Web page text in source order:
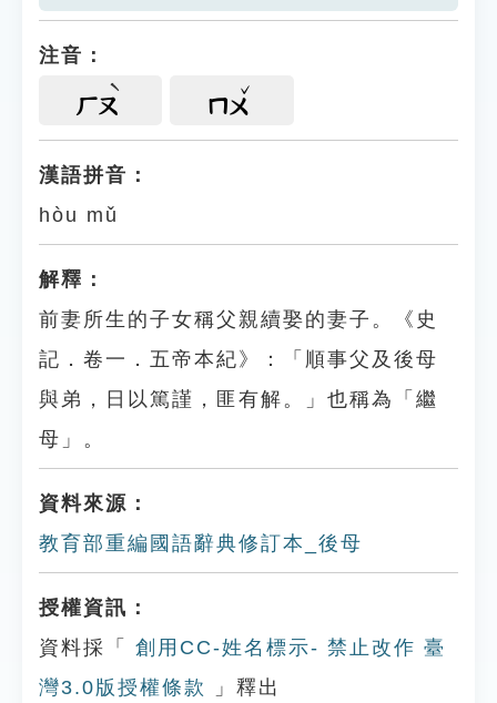
注音：
ㄏㄡ ㄇㄨ
漢語拼音：
hòu mǔ
解釋：
前妻所生的子女稱父親續娶的妻子。《史
記．卷一．五帝本紀》：「順事父及後母
與弟，日以篤謹，匪有解。」也稱為「繼
母」。
資料來源：
教育部重編國語辭典修訂本_後母
授權資訊：
資料採「
創用CC-姓名標示- 禁止改作 臺
灣3.0版授權條款
」釋出